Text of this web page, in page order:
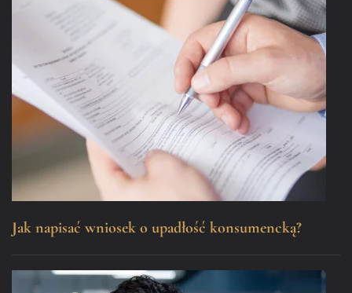
Jak napisać wniosek o upadłość konsumencką?